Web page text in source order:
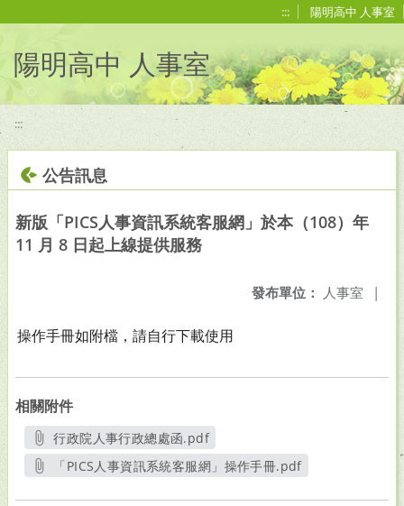
::: 陽明高中 人事室
陽明高中 人事室
:::
公告訊息
新版「PICS人事資訊系統客服網」於本（108）年
11 月 8 日起上線提供服務
發布單位： 人事室 |
操作手冊如附檔，請自行下載使用
相關附件
行政院人事行政總處函.pdf
另開新視窗
「PICS人事資訊系統客服網」操作手冊.pdf